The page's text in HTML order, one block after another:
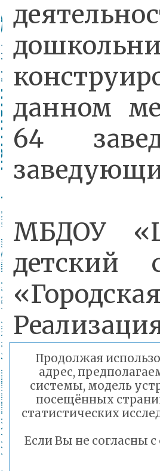
данном
64
МБДОУ
сентября
Продолжая
адрес,
системы, модель
посещённых
статистических
Если Вы не согласны